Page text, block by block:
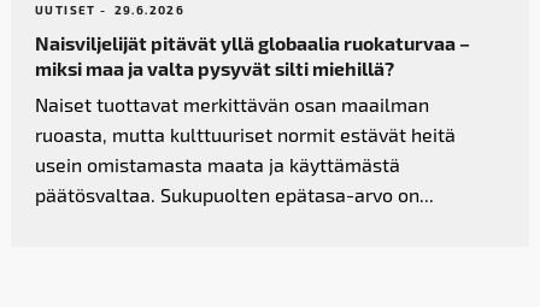
UUTISET - 29.6.2026
Naisviljelijät pitävät yllä globaalia ruokaturvaa –
miksi maa ja valta pysyvät silti miehillä?
Naiset tuottavat merkittävän osan maailman
ruoasta, mutta kulttuuriset normit estävät heitä
usein omistamasta maata ja käyttämästä
päätösvaltaa. Sukupuolten epätasa-arvo on...